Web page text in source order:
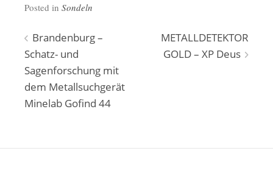
Posted in Sondeln
Beitragsnavigation
Brandenburg –
Schatz- und
Sagenforschung mit
dem Metallsuchgerät
Minelab Gofind 44
METALLDETEKTOR
GOLD – XP Deus